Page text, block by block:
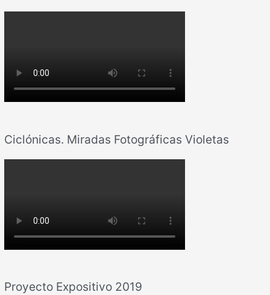
Ciclónicas. Miradas Fotográficas Violetas
Proyecto Expositivo 2019